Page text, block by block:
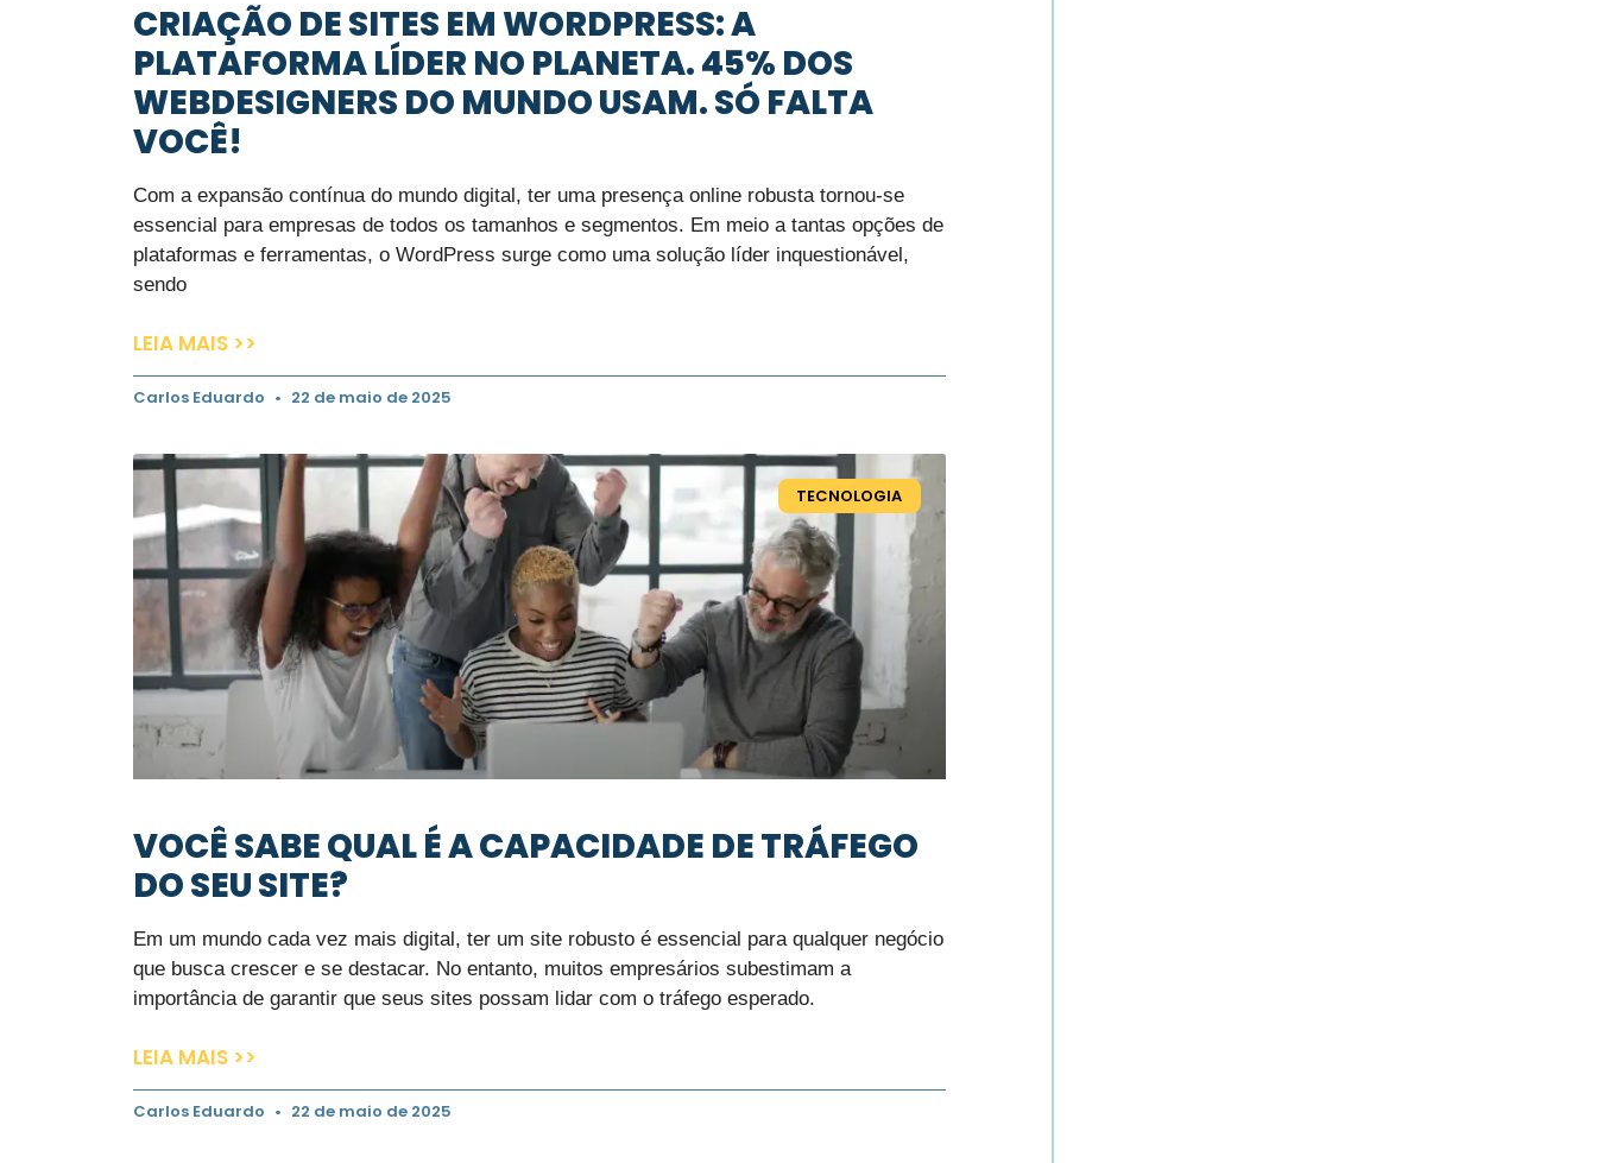
CRIAÇÃO DE SITES EM WORDPRESS: A
PLATAFORMA LÍDER NO PLANETA. 45% DOS
WEBDESIGNERS DO MUNDO USAM. SÓ FALTA
VOCÊ!
Com a expansão contínua do mundo digital, ter uma presença online robusta tornou-se
essencial para empresas de todos os tamanhos e segmentos. Em meio a tantas opções de
plataformas e ferramentas, o WordPress surge como uma solução líder inquestionável,
sendo
LEIA MAIS >>
Carlos Eduardo 22 de maio de 2025
TECNOLOGIA
VOCÊ SABE QUAL É A CAPACIDADE DE TRÁFEGO
DO SEU SITE?
Em um mundo cada vez mais digital, ter um site robusto é essencial para qualquer negócio
que busca crescer e se destacar. No entanto, muitos empresários subestimam a
importância de garantir que seus sites possam lidar com o tráfego esperado.
LEIA MAIS >>
Carlos Eduardo 22 de maio de 2025